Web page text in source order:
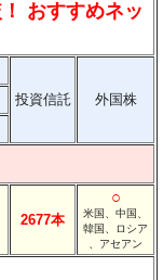
おすすめネッ
投資信託 外国株
2677本
○
米国、中国、
韓国、ロシア
、アセアン